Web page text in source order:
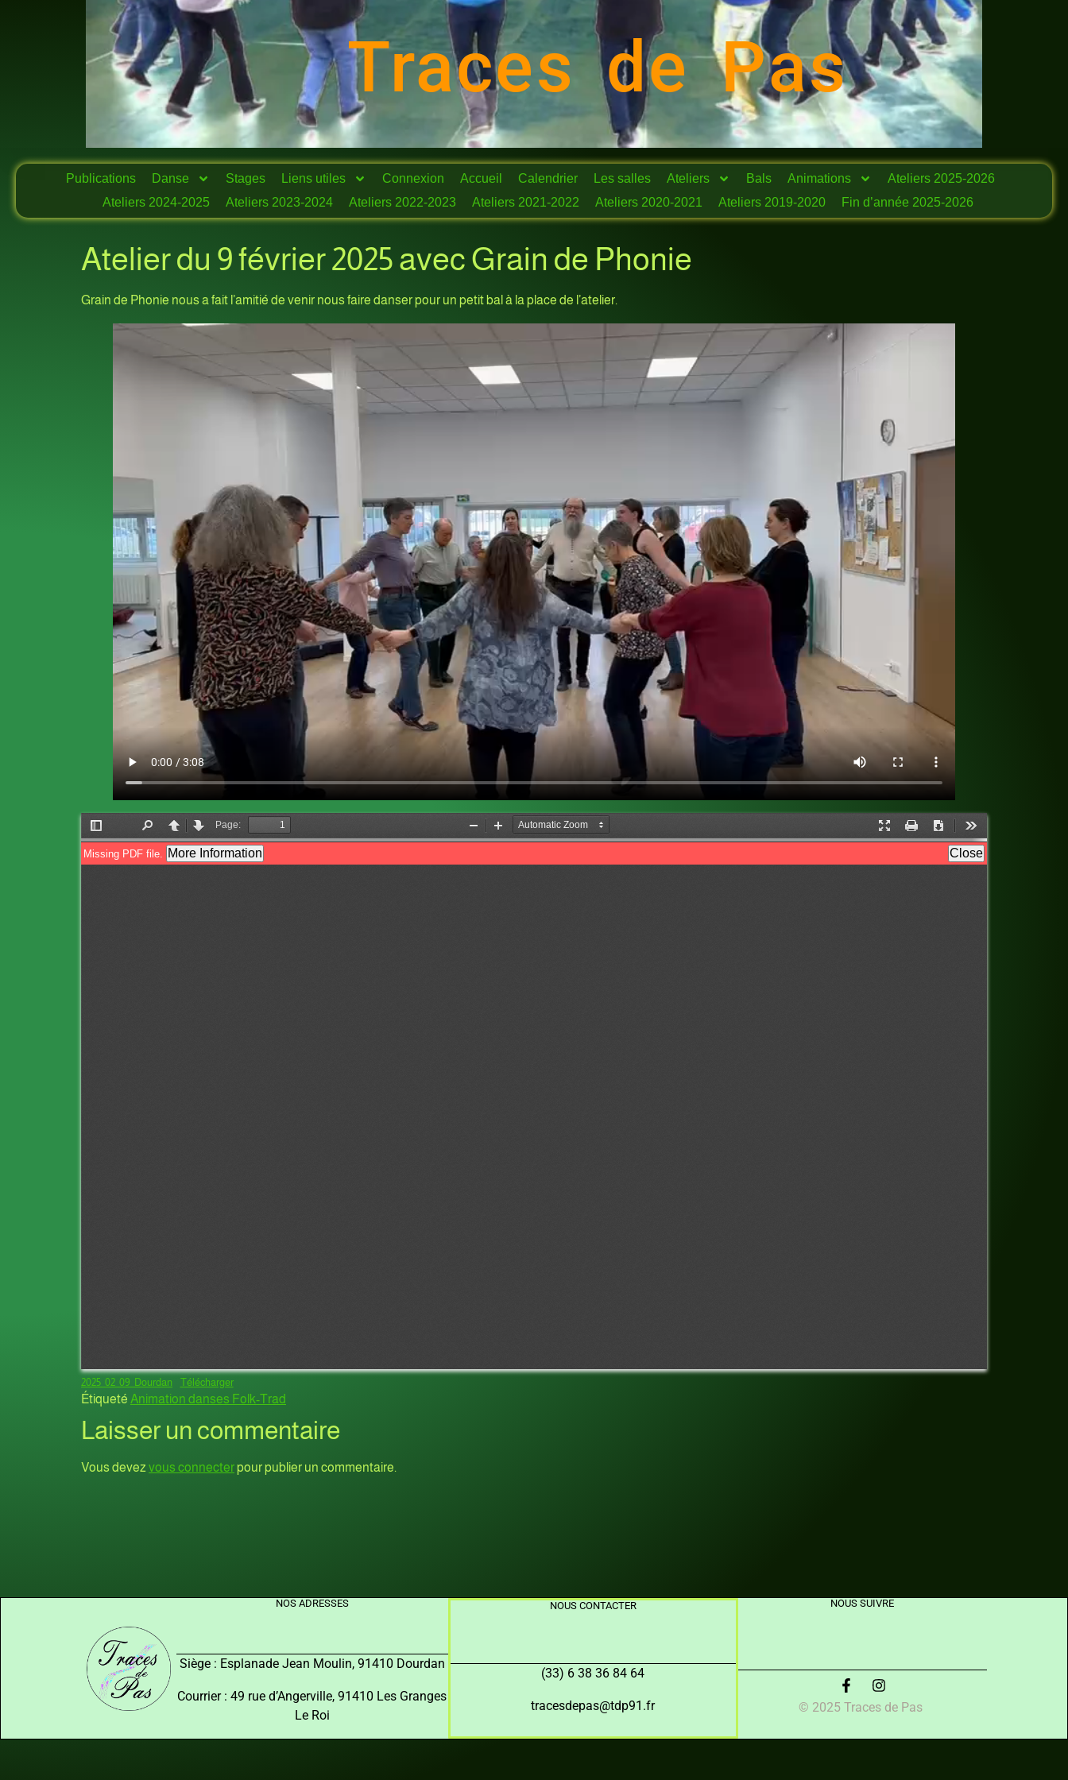
Traces de Pas
Publications Danse Stages Liens utiles Connexion Accueil Calendrier Les salles Ateliers Bals Animations
Ateliers 2025-2026
Ateliers 2024-2025
Ateliers 2023-2024 Ateliers 2022-2023 Ateliers 2021-2022 Ateliers 2020-2021 Ateliers 2019-2020 Fin d’année 2025-2026
Atelier du 9 février 2025 avec Grain de Phonie
Grain de Phonie nous a fait l’amitié de venir nous faire danser pour un petit bal à la place de l’atelier.
2025_02_09_Dourdan Télécharger
Étiqueté Animation danses Folk-Trad
Laisser un commentaire
Vous devez vous connecterpour publier un commentaire.
NOS ADRESSES
Siège : Esplanade Jean Moulin, 91410 Dourdan
Courrier : 49 rue d’Angerville, 91410 Les Granges
Le Roi
NOUS CONTACTER
(33) 6 38 36 84 64
tracesdepas@tdp91.fr
NOUS SUIVRE
© 2025 Traces de Pas